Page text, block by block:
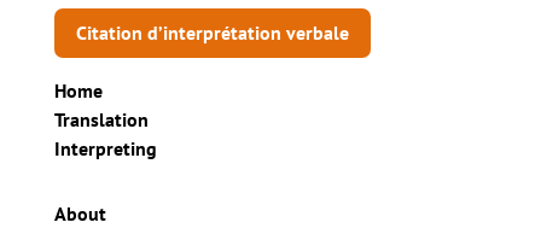
Citation d’interprétation verbale
Home
Translation
Interpreting
About